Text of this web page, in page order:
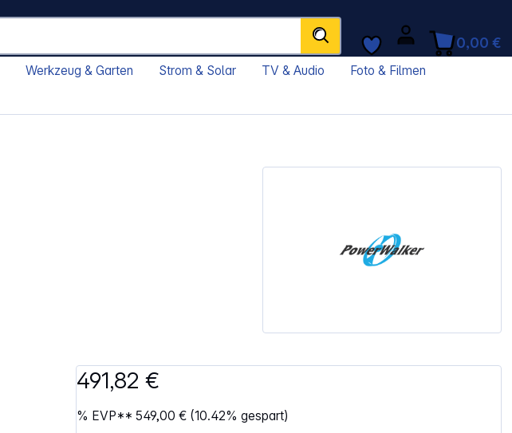
0,00 €
Werkzeug & Garten Strom & Solar TV & Audio
Foto & Filmen
491,82 €
% EVP**549,00 € (10.42% gespart)